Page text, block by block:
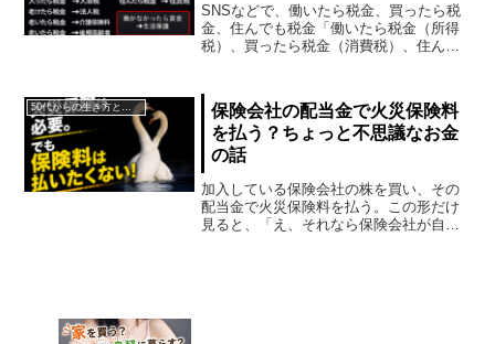
SNSなどで、働いたら税金、買ったら税
金、住んでも税金「働いたら税金（所得
税）、買ったら税金（消費税）、住んで
えるかもしれません。でも、自分が実際
に払っている税金や社会...
保険会社の配当金で火災保険料
を払う？ちょっと不思議なお金
の話
加入している保険会社の株を買い、その
配当金で火災保険料を払う。この形だけ
見ると、「え、それなら保険会社が自分